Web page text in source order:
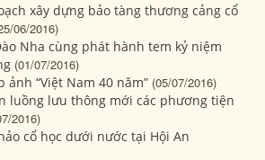
xây dựng bảo tàng thương cảng cổ
06/2016)
Nha cùng phát hành tem kỷ niệm
(01/07/2016)
“Việt Nam 40 năm” (05/07/2016)
luồng lưu thông mới các phương tiện
2016)
cổ học dưới nước tại Hội An